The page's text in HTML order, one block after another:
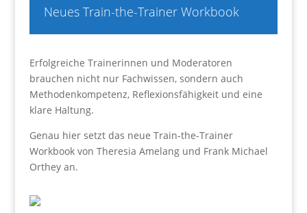
Neues Train-the-Trainer Workbook
Erfolgreiche Trainerinnen und Moderatoren
brauchen nicht nur Fachwissen, sondern auch
Methodenkompetenz, Reflexionsfähigkeit und eine
klare Haltung.
Genau hier setzt das neue Train-the-Trainer
Workbook von Theresia Amelang und Frank Michael
Orthey an.